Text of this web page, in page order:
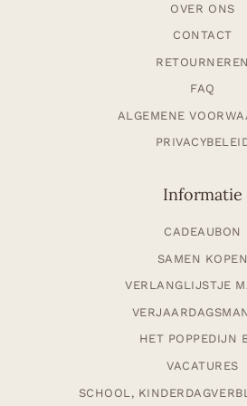
OVER ONS
CONTACT
RETOURNEREN
FAQ
ALGEMENE
Informatie
CADEAUBON
SAMEN KOPEN
VERLANGLIJSTJE
HET POPPEDIJN
VACATURES
SCHOOL,